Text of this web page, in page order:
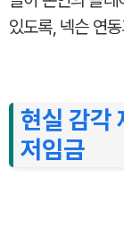
있도록, 넥슨 연
현실 감각
저임금